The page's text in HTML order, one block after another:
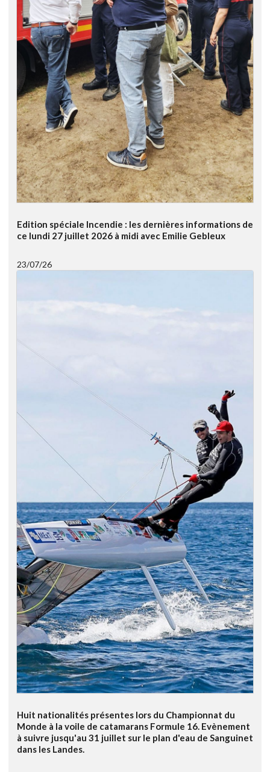
Edition spéciale Incendie : les dernières informations de
ce lundi 27 juillet 2026 à midi avec Emilie Gebleux
23/07/26
Huit nationalités présentes lors du Championnat du
Monde à la voile de catamarans Formule 16. Evènement
à suivre jusqu'au 31 juillet sur le plan d'eau de Sanguinet
dans les Landes.